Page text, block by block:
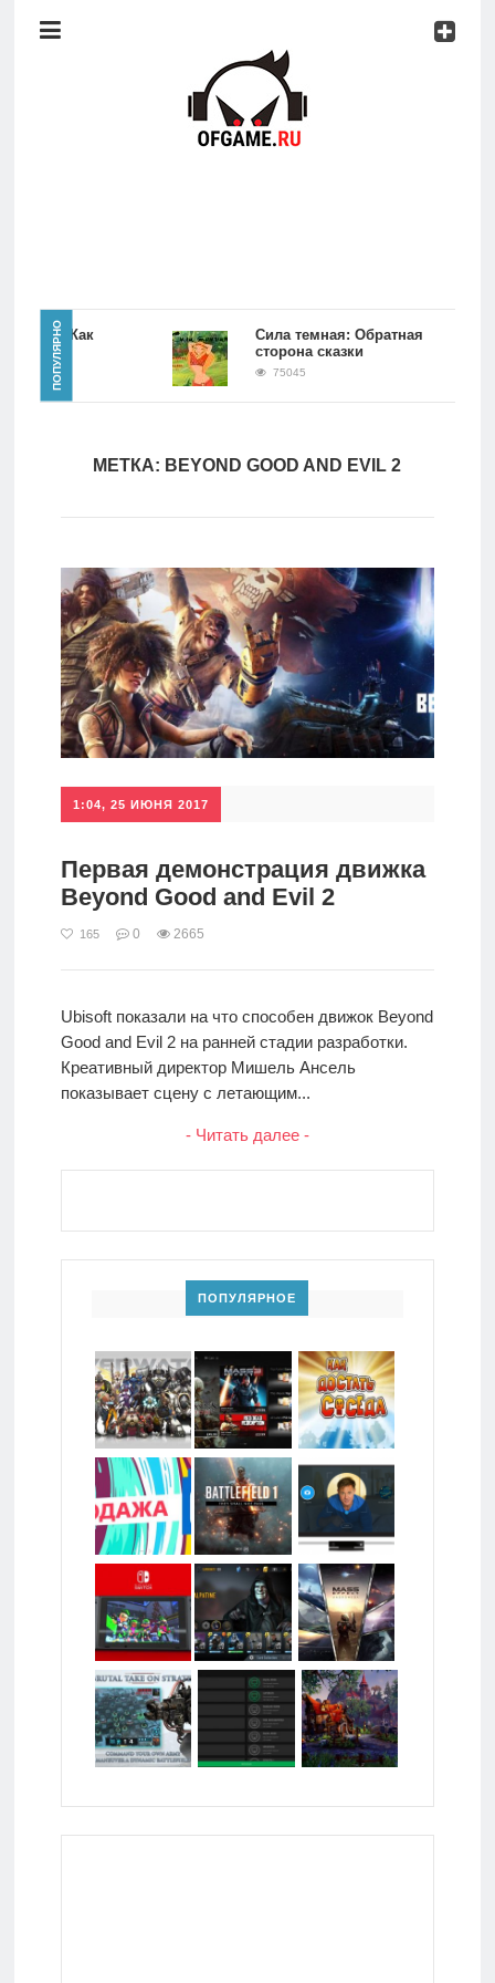
Консоли
Главная
Мобильное
Культовые
игры
ПОПУЛЯРНО
игры Как
Сила темная: Обратная
сторона сказки
75045
МЕТКА: BEYOND GOOD AND EVIL 2
1:04, 25 ИЮНЯ 2017
Первая демонстрация движка
Beyond Good and Evil 2
165 0 2665
Ubisoft показали на что способен движок Beyond
Good and Evil 2 на ранней стадии разработки.
Креативный директор Мишель Ансель
показывает сцену с летающим...
- Читать далее -
ПОПУЛЯРНОЕ